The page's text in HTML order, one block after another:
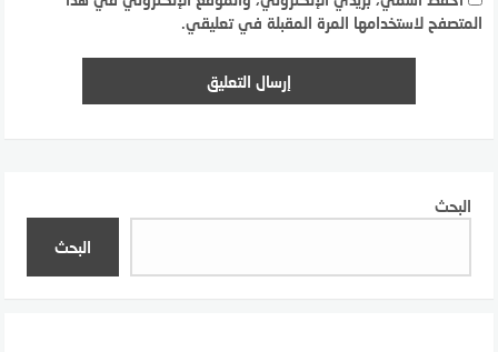
المتصفح لاستخدامها المرة المقبلة في تعليقي.
البحث
البحث